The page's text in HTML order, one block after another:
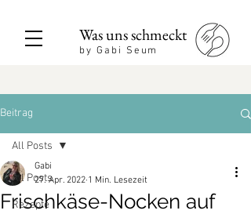
Was uns schmeckt
by Gabi Seum
Beitrag
All Posts
Rezepte
All Posts
Frischkäse-Nocken auf
Gabi
27. Apr. 2022 1 Min. Lesezeit